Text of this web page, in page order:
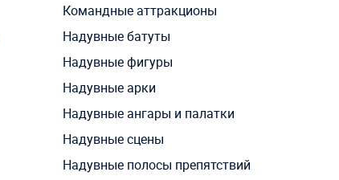
Командные аттракционы
Надувные батуты
Надувные фигуры
Надувные арки
Надувные ангары и палатки
Надувные сцены
Надувные полосы препятствий